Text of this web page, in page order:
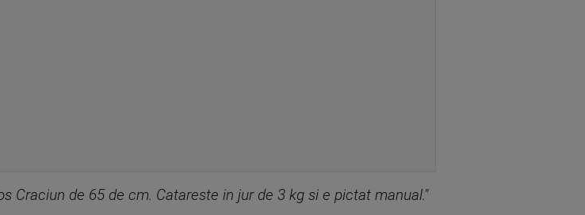
Craciun de 65 de cm. Catareste in jur de 3 kg si e pictat manual."